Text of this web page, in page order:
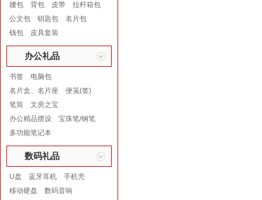
腰包 背包 皮带
拉杆箱包
公文包
钥匙包
名片包
钱包
皮具套装
办公礼品
书签
电脑包
名片盒、名片座
便笺(签)
笔筒
文房之宝
办公精品摆设
宝珠笔/钢笔
多功能笔记本
数码礼品
U盘 蓝牙耳机
手机壳
移动硬盘
数码音响